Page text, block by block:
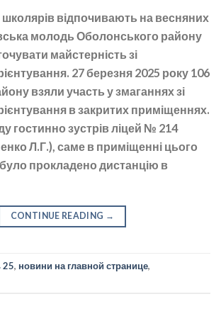
школярів відпочивають на весняних
молодь Оболонського району
майстерність зі
27 березня 2025 року 106
взяли участь у змаганнях зі
в закритих приміщеннях.
гостинно зустрів ліцей № 214
Л.Г.), саме в приміщенні цього
прокладено дистанцію в
CONTINUE READING →
25, новини на главной странице,